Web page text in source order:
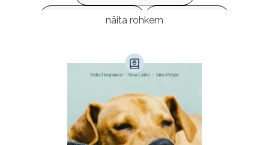
Populaarsed (25)
Ajakirjad (17)
Armastusromaanid (292)
Biograafiad (229)
Eesti kirjandus (1773)
näita rohkem